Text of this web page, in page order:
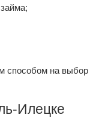
способом на выбор
Илецке